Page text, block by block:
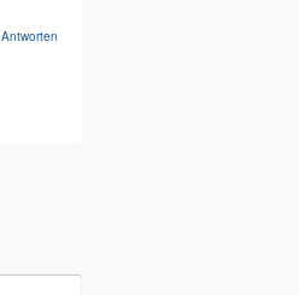
Antworten